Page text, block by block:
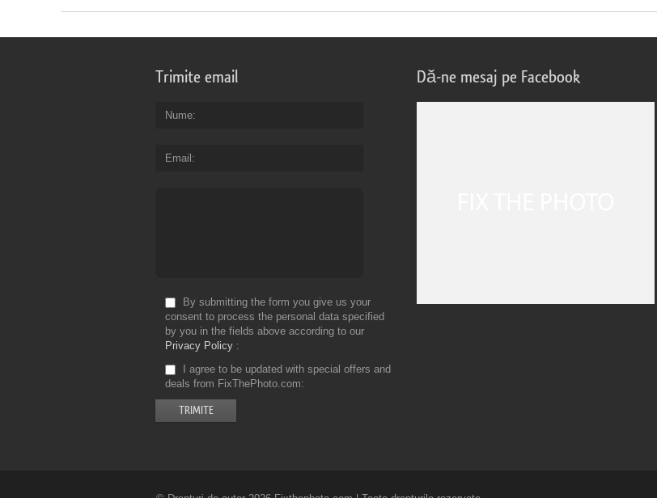
Trimite email
Nume
Email
By submitting the form you give us your
consent to process the personal data specified
by you in the fields above according to our
Privacy Policy
I agree to be updated with special offers and
deals from FixThePhoto.com
Dă-ne mesaj pe Facebook